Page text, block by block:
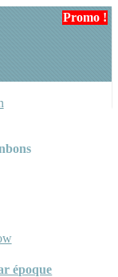
époque
Promo !